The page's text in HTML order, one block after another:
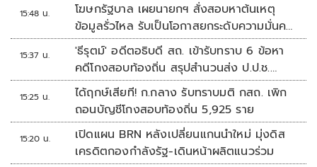
15:48 น.
โฆษกรัฐบาล เผยนายกฯ สั่งสอบหาต้นเหตุ
ข้อมูลรั่วไหล รับเป็นโอกาสยกระดับความมั่นคง
ปลอดภัยข้อมูลภาครัฐทั้งระบบ
15:37 น.
'ธีรุตม์' อดีตอธิบดี สถ. เข้ารับทราบ 6 ข้อหา
คดีโกงสอบท้องถิ่น สรุปสำนวนส่ง ป.ป.ช.
สัปดาห์หน้า
15:25 น.
ได้ฤกษ์เสียที! ก.กลาง รับทราบมติ กสถ. เพิก
ถอนบัญชีโกงสอบท้องถิ่น 5,925 ราย
15:20 น.
เปิดแผน BRN หลังเปลี่ยนแกนนำใหม่ มุ่งดิส
เครดิตกองกำลังรัฐ-เดินหน้าผลิตแนวร่วม